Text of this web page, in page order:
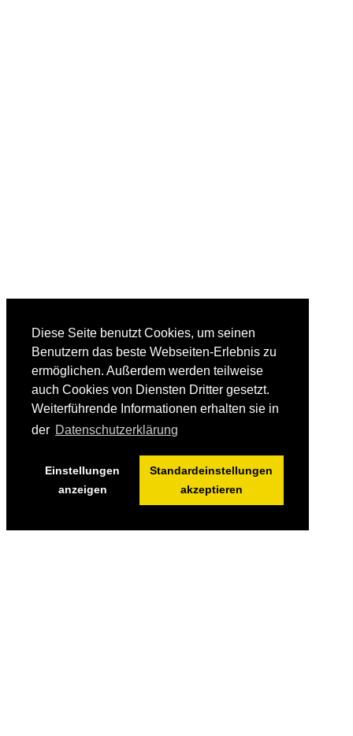
Diese Seite benutzt Cookies, um seinen
Benutzern das beste Webseiten-Erlebnis zu
ermöglichen. Außerdem werden teilweise
auch Cookies von Diensten Dritter gesetzt.
Weiterführende Informationen erhalten sie in
der Datenschutzerklärung
Einstellungen
anzeigen
Standardeinstellungen
akzeptieren